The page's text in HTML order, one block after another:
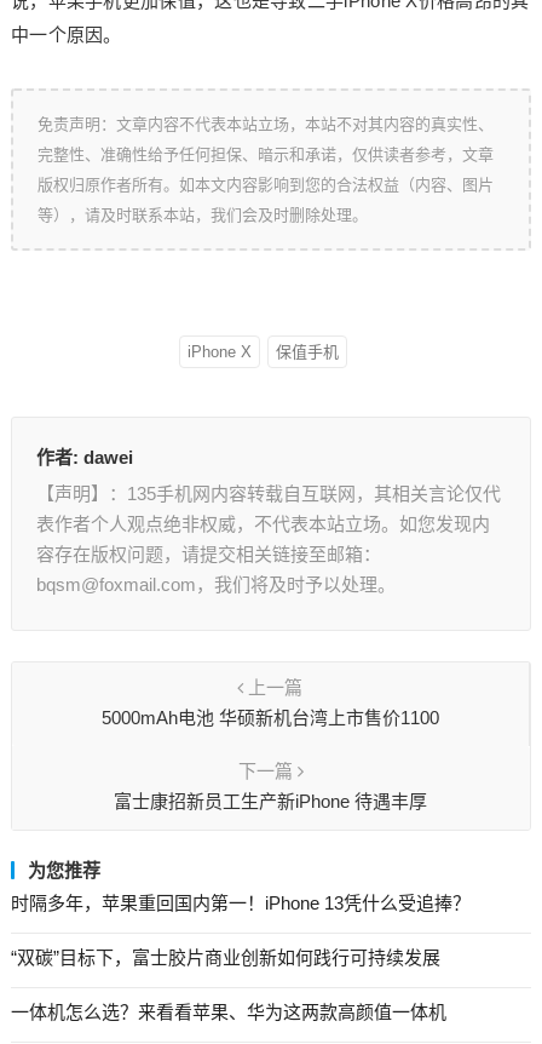
中一个原因。
免责声明：文章内容不代表本站立场，本站不对其内容的真实性、
完整性、准确性给予任何担保、暗示和承诺，仅供读者参考，文章
版权归原作者所有。如本文内容影响到您的合法权益（内容、图片
等），请及时联系本站，我们会及时删除处理。
iPhone X 保值手机
作者: dawei
【声明】：135手机网内容转载自互联网，其相关言论仅代
表作者个人观点绝非权威，不代表本站立场。如您发现内
容存在版权问题，请提交相关链接至邮箱：
bqsm@foxmail.com，我们将及时予以处理。
上一篇
5000mAh电池 华硕新机台湾上市售价1100
下一篇
富士康招新员工生产新iPhone 待遇丰厚
为您推荐
时隔多年，苹果重回国内第一！iPhone 13凭什么受追捧？
“双碳”目标下，富士胶片商业创新如何践行可持续发展
一体机怎么选？来看看苹果、华为这两款高颜值一体机